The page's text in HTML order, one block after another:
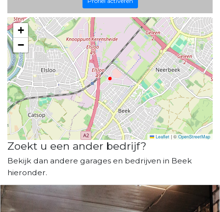
+
−
Leaflet | © OpenStreetMap
Zoekt u een ander bedrijf?
Bekijk dan andere garages en bedrijven in Beek
hieronder.